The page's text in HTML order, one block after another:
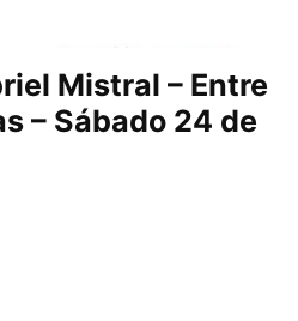
Mistral – Entre
– Sábado 24 de